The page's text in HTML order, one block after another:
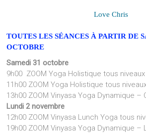
Love Chris
TOUTES LES SÉANCES À PARTIR DE
OCTOBRE
Samedi 31 octobre
9h00 ZOOM Yoga Holistique tous niveaux
11h00 ZOOM Yoga Holistique tous
13h00 ZOOM Vinyasa Yoga Dynamique –
Lundi 2 novembre
12h00 ZOOM Vinyasa Lunch Yoga tous
19h00 ZOOM Vinyasa Yoga Dynamique